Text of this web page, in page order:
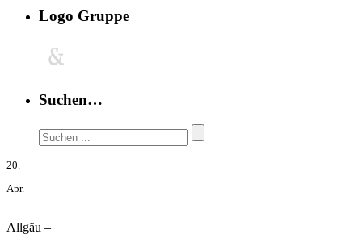
Logo Gruppe
Suchen…
20.
Apr.
Allgäu –